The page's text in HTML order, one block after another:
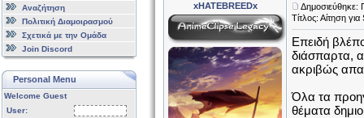
Αναζήτηση
Πολιτική Διαμοιρασμού
Σχετικά με την Ομάδα
Join Discord
Personal Menu
Welcome Guest
User:
xHATEBREEDx
Τίτλος: Αίτηση
Επειδή
διάσπαρτα,
ακριβώς
Όλα τα
θέματα